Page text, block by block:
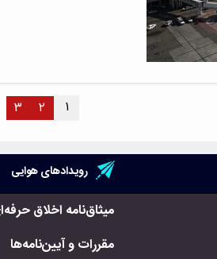
۱ ۲ ۳
رویدادهای هوایی
میثاق‌نامه اخلاق
مقررات و آیین‌نامه‌ها